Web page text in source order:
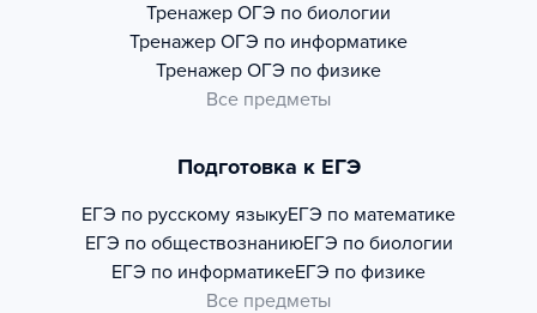
Тренажер ОГЭ по биологии
Тренажер ОГЭ по информатике
Тренажер ОГЭ по физике
Все предметы
Подготовка к ЕГЭ
ЕГЭ по русскому языкуЕГЭ по математике
ЕГЭ по обществознаниюЕГЭ по биологии
ЕГЭ по информатикеЕГЭ по физике
Все предметы